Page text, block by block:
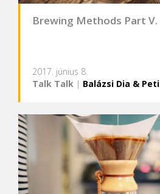
Brewing Methods Part V.
2017. június 8.
Talk Talk | Balázsi Dia & Peti